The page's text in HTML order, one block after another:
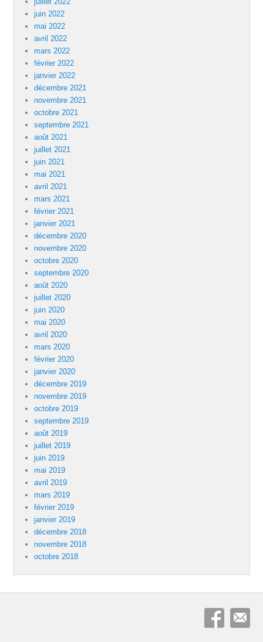
juin 2022
mai 2022
avril 2022
mars 2022
février 2022
janvier 2022
décembre 2021
novembre 2021
octobre 2021
septembre 2021
août 2021
juillet 2021
juin 2021
mai 2021
avril 2021
mars 2021
février 2021
janvier 2021
décembre 2020
novembre 2020
octobre 2020
septembre 2020
août 2020
juillet 2020
juin 2020
mai 2020
avril 2020
mars 2020
février 2020
janvier 2020
décembre 2019
novembre 2019
octobre 2019
septembre 2019
août 2019
juillet 2019
juin 2019
mai 2019
avril 2019
mars 2019
février 2019
janvier 2019
décembre 2018
novembre 2018
octobre 2018